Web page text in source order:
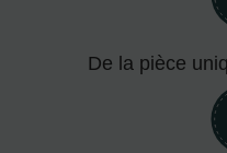
De la pièce